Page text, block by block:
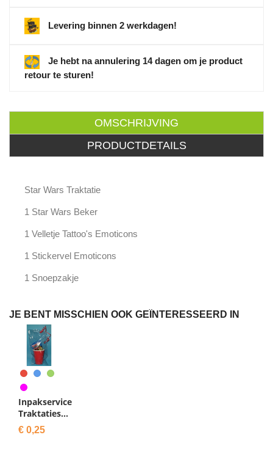
Levering binnen 2 werkdagen!
Je hebt na annulering 14 dagen om je product
retour te sturen!
OMSCHRIJVING
PRODUCTDETAILS
Star Wars Traktatie
1 Star Wars Beker
1 Velletje Tattoo's Emoticons
1 Stickervel Emoticons
1 Snoepzakje
JE BENT MISSCHIEN OOK GEÏNTERESSEERD IN
RoodBlauwGroen
Paars
Inpakservice
Traktaties...
Prijs
€ 0,25